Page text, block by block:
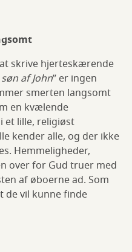
skrive hjerteskærende
af John” er ingen
smerten langsomt
en kvælende
et lille, religiøst
kender alle, og der ikke
Hemmeligheder,
over for Gud truer med
af øboerne ad. Som
de vil kunne finde